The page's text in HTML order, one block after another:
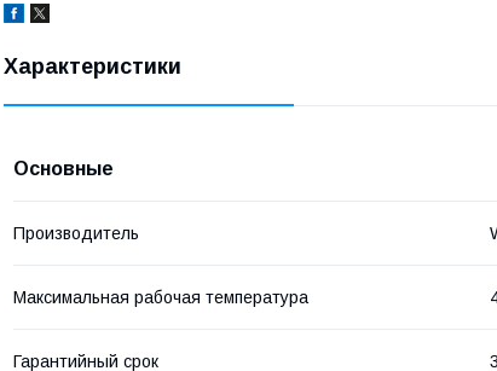
Характеристики
Основные
Производитель
Максимальная рабочая температура
Гарантийный срок